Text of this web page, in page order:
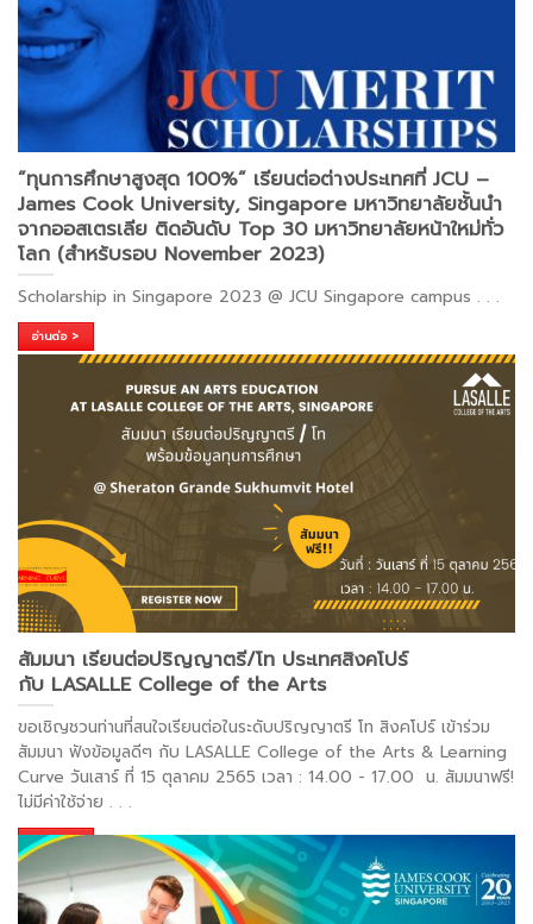
”ทุนการศึกษาสูงสุด 100%” เรียนต่อต่างประเทศที่ JCU –
James Cook University, Singapore มหาวิทยาลัยชั้นนำ
จากออสเตรเลีย ติดอันดับ Top 30 มหาวิทยาลัยหน้าใหม่ทั่ว
โลก (สำหร้บรอบ November 2023)
Scholarship in Singapore 2023 @ JCU Singapore campus . . .
อ่านต่อ >
สัมมนา เรียนต่อปริญญาตรี/โท ประเทศสิงคโปร์
กับ LASALLE College of the Arts
ขอเชิญชวนท่านที่สนใจเรียนต่อในระดับปริญญาตรี โท สิงคโปร์ เข้าร่วม
สัมมนา ฟังข้อมูลดีๆ กับ LASALLE College of the Arts & Learning
Curve วันเสาร์ ที่ 15 ตุลาคม 2565 เวลา : 14.00 - 17.00 น. สัมมนาฟรี!
ไม่มีค่าใช้จ่าย . . .
อ่านต่อ >